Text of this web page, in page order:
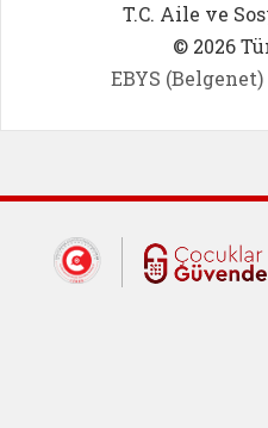
T.C. Aile ve
© 2026
EBYS (Belgenet)
Dış